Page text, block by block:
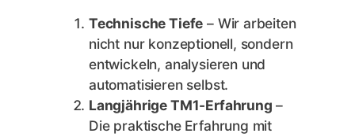
Technische Tiefe – Wir arbeiten
nicht nur konzeptionell, sondern
entwickeln, analysieren und
automatisieren selbst.
Langjährige TM1-Erfahrung –
Die praktische Erfahrung mit